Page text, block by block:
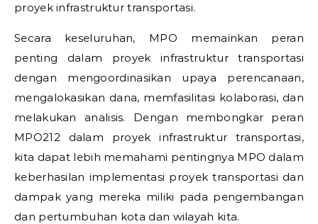
proyek infrastruktur transportasi.
Secara keseluruhan, MPO memainkan peran
penting dalam proyek infrastruktur transportasi
dengan mengoordinasikan upaya perencanaan,
mengalokasikan dana, memfasilitasi kolaborasi, dan
melakukan analisis. Dengan membongkar peran
MPO212 dalam proyek infrastruktur transportasi,
kita dapat lebih memahami pentingnya MPO dalam
keberhasilan implementasi proyek transportasi dan
dampak yang mereka miliki pada pengembangan
dan pertumbuhan kota dan wilayah kita.